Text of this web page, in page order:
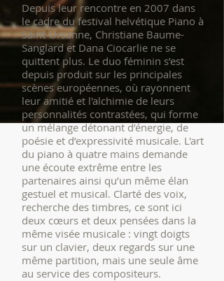
Depuis leur rencontre en 2007 dans
le cadre du festival helvétique Piano à
Saint-Ursanne, Christiane Baume-
Sanglard et Dana Ciocarlie ne se
quittent plus. Le duo féminin s’est
depuis produit sur les principales
scènes européennes, où rayonnent
leur amitié et l'alchimie de leurs
personnalités contrastées, qui forme
un mélange détonant d’énergie, de
poésie et d’expressivité musicale. L'art
du piano à quatre mains demande
une écoute extrême entre les
partenaires ainsi qu’un même élan
gestuel et musical. Clarté des voix,
recherche des timbres, ce sont ici
deux cœurs et deux pensées dans la
même visée musicale : vingt doigts
sur un clavier, deux regards sur une
même partition, mais une seule âme
au service des compositeurs.